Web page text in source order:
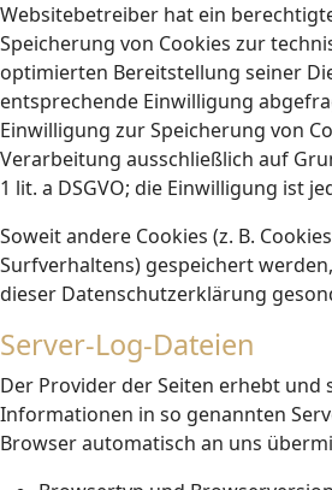
Websitebetreiber hat ein
Speicherung von Cookies zur
optimierten Bereitstellung seiner
entsprechende Einwilligung
Einwilligung zur Speicherung von
Verarbeitung ausschließlich auf
1 lit. a DSGVO; die Einwilligung ist
Soweit andere Cookies (z. B.
Surfverhaltens) gespeichert
dieser Datenschutzerklärung
Server-Log-Dateien
Der Provider der Seiten erhebt und
Informationen in so genannten
Browser automatisch an uns